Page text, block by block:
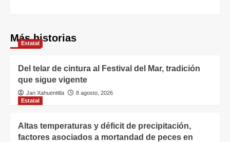
Más historias
Estatal
Del telar de cintura al Festival del Mar, tradición
que sigue vigente
Jan Xahuentitla
8 agosto, 2026
Estatal
Altas temperaturas y déficit de precipitación,
factores asociados a mortandad de peces en